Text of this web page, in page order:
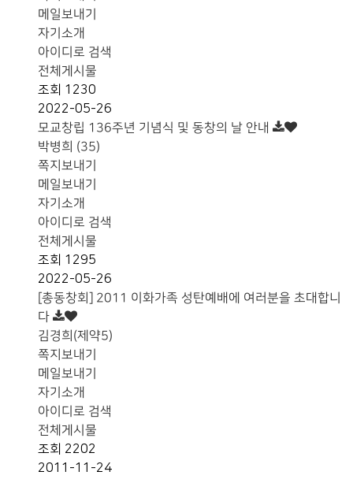
메일보내기
자기소개
아이디로 검색
전체게시물
조회 1230
2022-05-26
모교창립 136주년 기념식 및 동창의 날 안내
박병희 (35)
쪽지보내기
메일보내기
자기소개
아이디로 검색
전체게시물
조회 1295
2022-05-26
[총동창회] 2011 이화가족 성탄예배에 여러분을 초대합니
다
김경희(제약5)
쪽지보내기
메일보내기
자기소개
아이디로 검색
전체게시물
조회 2202
2011-11-24